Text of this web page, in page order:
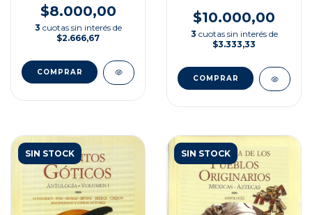
$8.000,00
3 cuotas sin interés de
$2.666,67
$10.000,00
3 cuotas sin interés de
$3.333,33
SIN STOCK SIN STOCK